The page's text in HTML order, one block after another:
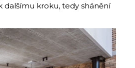
dalšímu kroku, tedy shánění